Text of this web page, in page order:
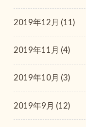
2019年12月 (11)
2019年11月 (4)
2019年10月 (3)
2019年9月 (12)